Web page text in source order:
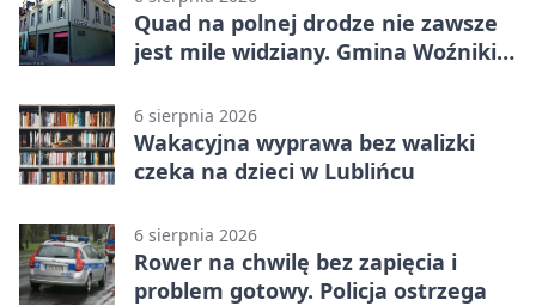
Quad na polnej drodze nie zawsze
jest mile widziany. Gmina Woźniki
6 sierpnia 2026
Wakacyjna wyprawa bez walizki
czeka na dzieci w Lublińcu
6 sierpnia 2026
Rower na chwilę bez zapięcia i
problem gotowy. Policja ostrzega